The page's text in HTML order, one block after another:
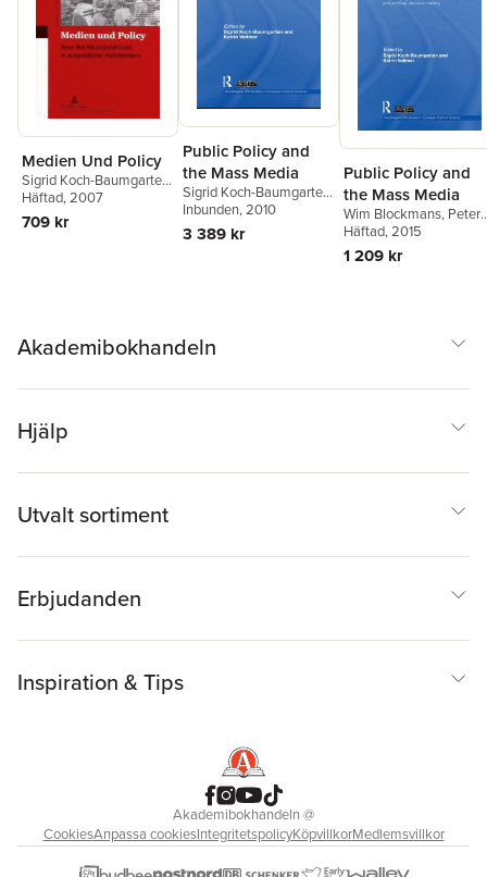
Medien Und Policy
Sigrid Koch-Baumgarten,
Lutz Mez
Häftad, 2007
709 kr
Public Policy and
the Mass Media
Sigrid Koch-Baumgarten,
Katrin Voltmer
Inbunden, 2010
3 389 kr
Public Policy and
the Mass Media
Wim Blockmans, Peter
Hoppenbrouwers
Koch-Baumgarten
Voltmer
Häftad, 2015
1 209 kr
Akademibokhandeln
Hjälp
Utvalt sortiment
Erbjudanden
Inspiration & Tips
Akademibokhandeln@
CookiesAnpassa cookiesIntegritetspolicyKöpvillkorMedlemsvillkor